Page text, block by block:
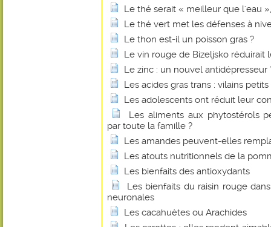
Le thé serait « meilleur que l'eau
Le thé vert met les défenses à
Le thon est-il un poisson gras ?
Le vin rouge de Bizeljsko réduirait
Le zinc : un nouvel antidépresseur
Les acides gras trans : vilains
Les adolescents ont réduit leur
Les aliments aux phytostérols
par toute la famille ?
Les amandes peuvent-elles
Les atouts nutritionnels de la
Les bienfaits des antioxydants
Les bienfaits du raisin rouge
neuronales
Les cacahuètes ou Arachides